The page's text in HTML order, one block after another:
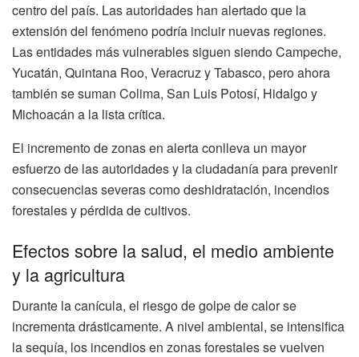
centro del país. Las autoridades han alertado que la
extensión del fenómeno podría incluir nuevas regiones.
Las entidades más vulnerables siguen siendo Campeche,
Yucatán, Quintana Roo, Veracruz y Tabasco, pero ahora
también se suman Colima, San Luis Potosí, Hidalgo y
Michoacán a la lista crítica.
El incremento de zonas en alerta conlleva un mayor
esfuerzo de las autoridades y la ciudadanía para prevenir
consecuencias severas como deshidratación, incendios
forestales y pérdida de cultivos.
Efectos sobre la salud, el medio ambiente
y la agricultura
Durante la canícula, el riesgo de golpe de calor se
incrementa drásticamente. A nivel ambiental, se intensifica
la sequía, los incendios en zonas forestales se vuelven